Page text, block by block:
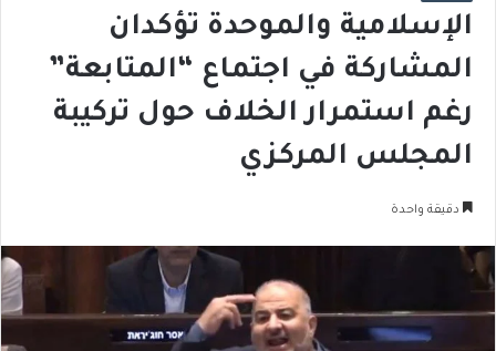
الإسلامية والموحدة تؤكدان
المشاركة في اجتماع “المتابعة”
رغم استمرار الخلاف حول تركيبة
المجلس المركزي
دقيقة واحدة